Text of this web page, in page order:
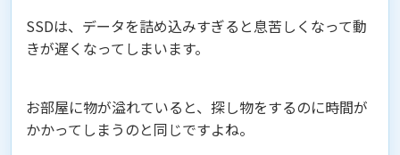
SSDは、データを詰め込みすぎると息苦しくなって動
きが遅くなってしまいます。
お部屋に物が溢れていると、探し物をするのに時間が
かかってしまうのと同じですよね。